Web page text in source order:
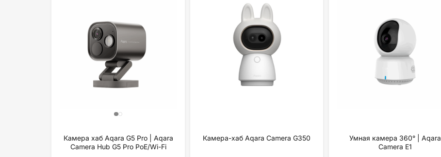
Камера хаб Aqara G5 Pro | Aqara
Camera Hub G5 Pro PoE/Wi-Fi
Камера-хаб Aqara Camera G350
Умная камера 360° | Aqara
Camera E1